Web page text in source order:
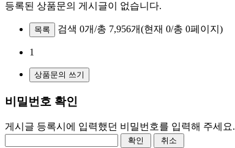
등록된 상품문의 게시글이 없습니다.
목록 검색 0개/총 7,956개(현재 0/총 0페이지)
1
비밀번호 확인
게시글 등록시에 입력했던 비밀번호를 입력해 주세요.